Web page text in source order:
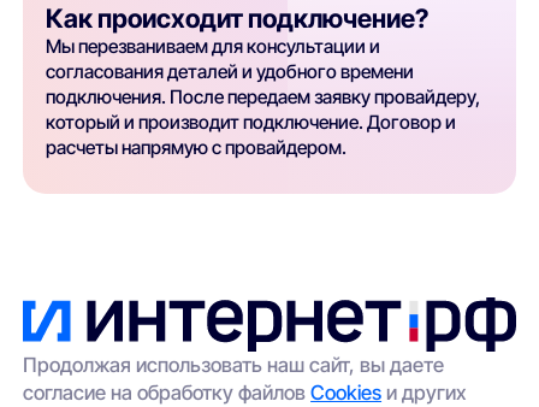
Как происходит подключение?
Мы перезваниваем для консультации и
согласования деталей и удобного времени
подключения. После передаем заявку провайдеру,
который и производит подключение. Договор и
расчеты напрямую с провайдером.
Продолжая использовать наш сайт, вы даете
согласие на обработку файловCookies и других